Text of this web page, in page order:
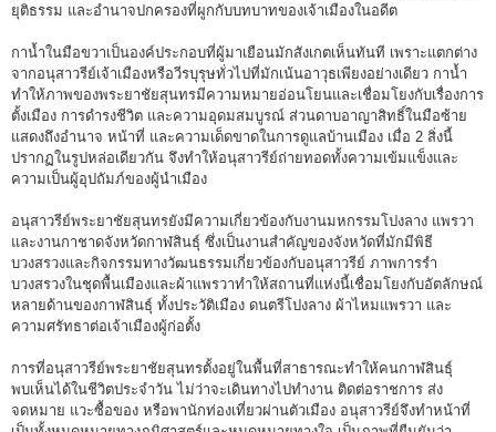
ยุติธรรม และอำนาจปกครองที่ผูกกับบทบาทของเจ้าเมืองในอดีต
กาน้ำในมือขวาเป็นองค์ประกอบที่ผู้มาเยือนมักสังเกตเห็นทันที เพราะแตกต่าง
จากอนุสาวรีย์เจ้าเมืองหรือวีรบุรุษทั่วไปที่มักเน้นอาวุธเพียงอย่างเดียว กาน้ำ
ทำให้ภาพของพระยาชัยสุนทรมีความหมายอ่อนโยนและเชื่อมโยงกับเรื่องการ
ตั้งเมือง การดำรงชีวิต และความอุดมสมบูรณ์ ส่วนดาบอาญาสิทธิ์ในมือซ้าย
แสดงถึงอำนาจ หน้าที่ และความเด็ดขาดในการดูแลบ้านเมือง เมื่อ 2 สิ่งนี้
ปรากฏในรูปหล่อเดียวกัน จึงทำให้อนุสาวรีย์ถ่ายทอดทั้งความเข้มแข็งและ
ความเป็นผู้อุปถัมภ์ของผู้นำเมือง
อนุสาวรีย์พระยาชัยสุนทรยังมีความเกี่ยวข้องกับงานมหกรรมโปงลาง แพรวา
และงานกาชาดจังหวัดกาฬสินธุ์ ซึ่งเป็นงานสำคัญของจังหวัดที่มักมีพิธี
บวงสรวงและกิจกรรมทางวัฒนธรรมเกี่ยวข้องกับอนุสาวรีย์ ภาพการรำ
บวงสรวงในชุดพื้นเมืองและผ้าแพรวาทำให้สถานที่แห่งนี้เชื่อมโยงกับอัตลักษณ์
หลายด้านของกาฬสินธุ์ ทั้งประวัติเมือง ดนตรีโปงลาง ผ้าไหมแพรวา และ
ความศรัทธาต่อเจ้าเมืองผู้ก่อตั้ง
การที่อนุสาวรีย์พระยาชัยสุนทรตั้งอยู่ในพื้นที่สาธารณะทำให้คนกาฬสินธุ์
พบเห็นได้ในชีวิตประจำวัน ไม่ว่าจะเดินทางไปทำงาน ติดต่อราชการ ส่ง
จดหมาย แวะซื้อของ หรือพานักท่องเที่ยวผ่านตัวเมือง อนุสาวรีย์จึงทำหน้าที่